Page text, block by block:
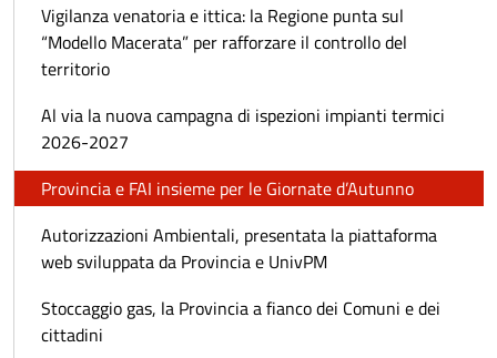
Vigilanza venatoria e ittica: la Regione punta sul
“Modello Macerata” per rafforzare il controllo del
territorio
Al via la nuova campagna di ispezioni impianti termici
2026-2027
Provincia e FAI insieme per le Giornate d’Autunno
Autorizzazioni Ambientali, presentata la piattaforma
web sviluppata da Provincia e UnivPM
Stoccaggio gas, la Provincia a fianco dei Comuni e dei
cittadini